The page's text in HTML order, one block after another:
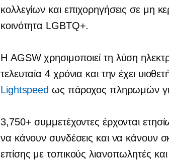
κολλεγίων και επιχορηγήσεις σε μη
κοινότητα LGBTQ+.
Η AGSW χρησιμοποιεί τη λύση
τελευταία 4 χρόνια και την έχει
Lightspeed ως πάροχος πληρωμών για
3,750+ συμμετέχοντες έρχονται
να κάνουν συνδέσεις και να κάνουν
επίσης με τοπικούς λιανοπωλητές και